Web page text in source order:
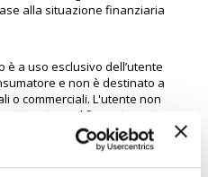
alla situazione finanziaria
è a uso esclusivo dell’utente
e non è destinato a
o commerciali. L'utente non
il finanziamento
alla propria attività
commerciale.